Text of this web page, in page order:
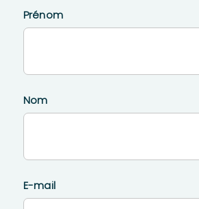
Prénom
Nom
E-mail